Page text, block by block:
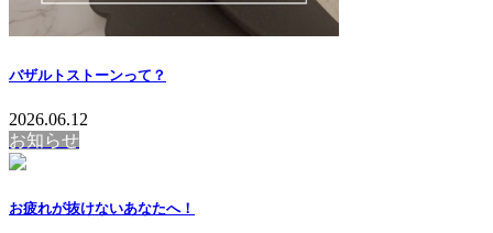
バザルトストーンって？
2026.06.12
お知らせ
お疲れが抜けないあなたへ！